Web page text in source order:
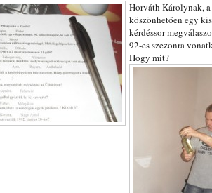
Horváth Károlynak, a
köszönhetően egy
kérdéssor
92-es szezonra
Hogy mit?